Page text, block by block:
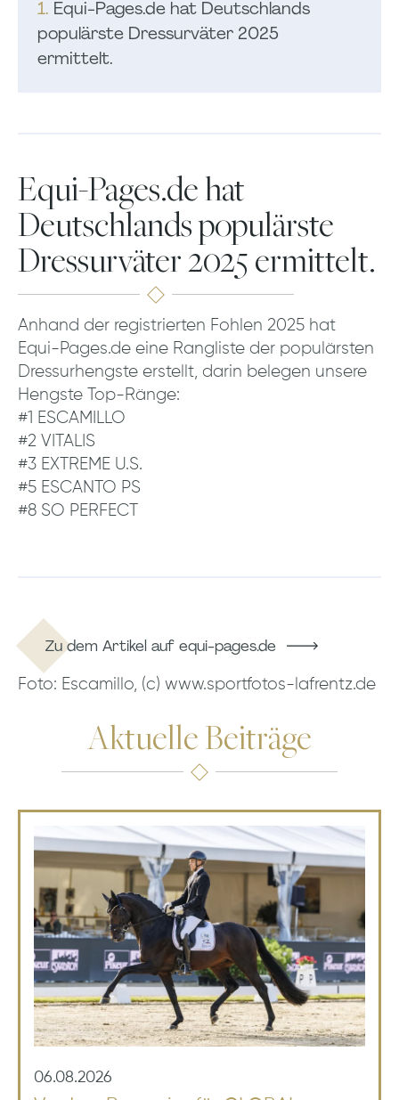
1. Equi-Pages.de hat Deutschlands
populärste Dressurväter 2025
ermittelt.
Equi-Pages.de hat
Deutschlands populärste
Dressurväter 2025 ermittelt.
Anhand der registrierten Fohlen 2025 hat
Equi-Pages.de eine Rangliste der populärsten
Dressurhengste erstellt, darin belegen unsere
Hengste Top-Ränge:
#1 ESCAMILLO
#2 VITALIS
#3 EXTREME U.S.
#5 ESCANTO PS
#8 SO PERFECT
Zu dem Artikel auf equi-pages.de
Foto: Escamillo, (c) www.sportfotos-lafrentz.de
Aktuelle Beiträge
06.08.2026